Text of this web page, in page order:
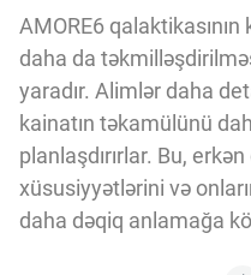
AMORE6
daha da
yaradır. Alimlər daha
kainatın təkamülünü
planlaşdırırlar. Bu,
xüsusiyyətlərini və
daha dəqiq anlamağa